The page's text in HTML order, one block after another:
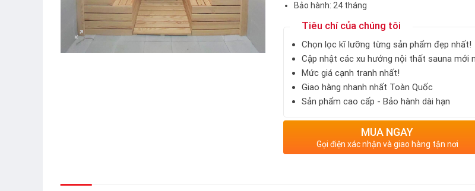
Bảo hành: 24 tháng
Tiêu chí của chúng tôi
Chọn lọc kĩ lưỡng từng sản phẩm đẹp nhất!
Cập nhật các xu hướng nội thất sauna mới
Mức giá cạnh tranh nhất!
Giao hàng nhanh nhất Toàn Quốc
Sản phẩm cao cấp - Bảo hành dài hạn
MUA NGAY
Gọi điện xác nhận và giao hàng tận nơi